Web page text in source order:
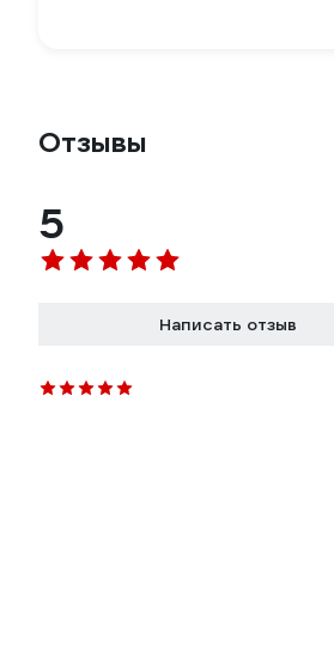
Отзывы
5
Написать отзыв